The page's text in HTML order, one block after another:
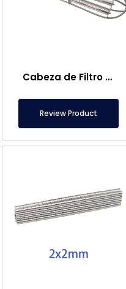
Cabeza de Filtro Magnético de Bolsa
Review Product